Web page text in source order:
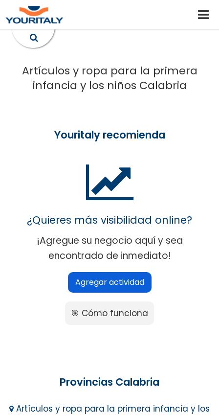
Artículos y ropa para la primera
infancia y los niños Calabria
Youritaly recomienda
¿Quieres más visibilidad online?
¡Agregue su negocio aquí y sea
encontrado de inmediato!
Agregar actividad
🎯 Cómo funciona
Provincias Calabria
Artículos y ropa para la primera infancia y los